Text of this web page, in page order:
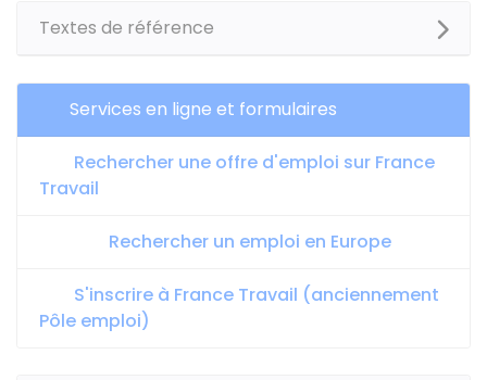
Textes de référence
Services en ligne et formulaires
Rechercher une offre d'emploi sur France
Travail
Rechercher un emploi en Europe
S'inscrire à France Travail (anciennement
Pôle emploi)